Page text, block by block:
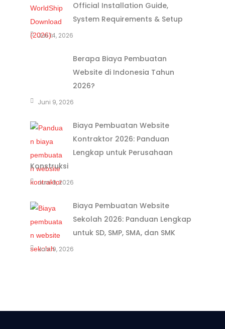
Official Installation Guide,
System Requirements & Setup
Juli 14, 2026
Berapa Biaya Pembuatan
Website di Indonesia Tahun
2026?
Juni 9, 2026
Biaya Pembuatan Website
Kontraktor 2026: Panduan
Lengkap untuk Perusahaan
Konstruksi
Juni 9, 2026
Biaya Pembuatan Website
Sekolah 2026: Panduan Lengkap
untuk SD, SMP, SMA, dan SMK
Juni 9, 2026